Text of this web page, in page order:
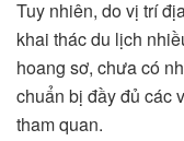
Tuy nhiên, do vị trí
khai thác du lịch
hoang sơ, chưa có
chuẩn bị đầy đủ các
tham quan.